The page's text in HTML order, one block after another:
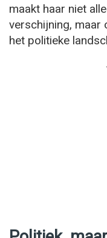
maakt haar niet
verschijning, maar
het politieke